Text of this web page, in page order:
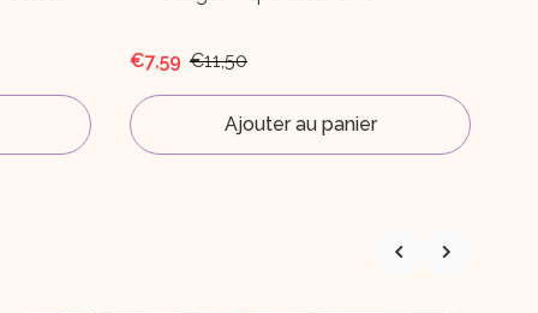
€14,65
Ajouter au panier